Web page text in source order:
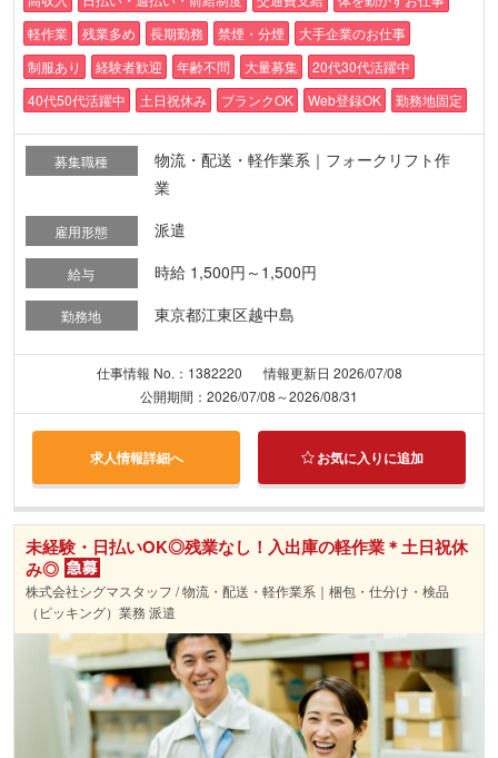
軽作業
残業多め 長期勤務 禁煙・分煙
大手企業のお仕事
制服あり
経験者歓迎 年齢不問 大量募集
20代30代活躍中
40代50代活躍中
土日祝休み ブランクOK Web登録OK 勤務地固定
募集職種
物流・配送・軽作業系｜フォークリフト作
業
雇用形態 派遣
給与 時給 1,500円～1,500円
勤務地 東京都江東区越中島
仕事情報 No.：1382220
情報更新日 2026/07/08
公開期間：2026/07/08～2026/08/31
求人情報詳細へ お気に入りに追加
未経験・日払いOK◎残業なし！入出庫の軽作業＊土日祝休
み◎
株式会社シグマスタッフ / 物流・配送・軽作業系｜梱包・仕分け・検品
（ピッキング）業務 派遣